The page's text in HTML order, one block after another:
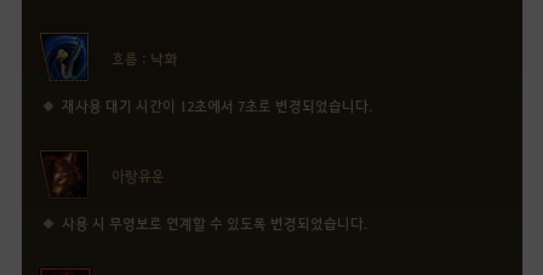
흐름 : 낙화
재사용 대기 시간이 12초에서 7초로 변경되었습니다.
아랑유운
사용 시 무영보로 연계할 수 있도록 변경되었습니다.